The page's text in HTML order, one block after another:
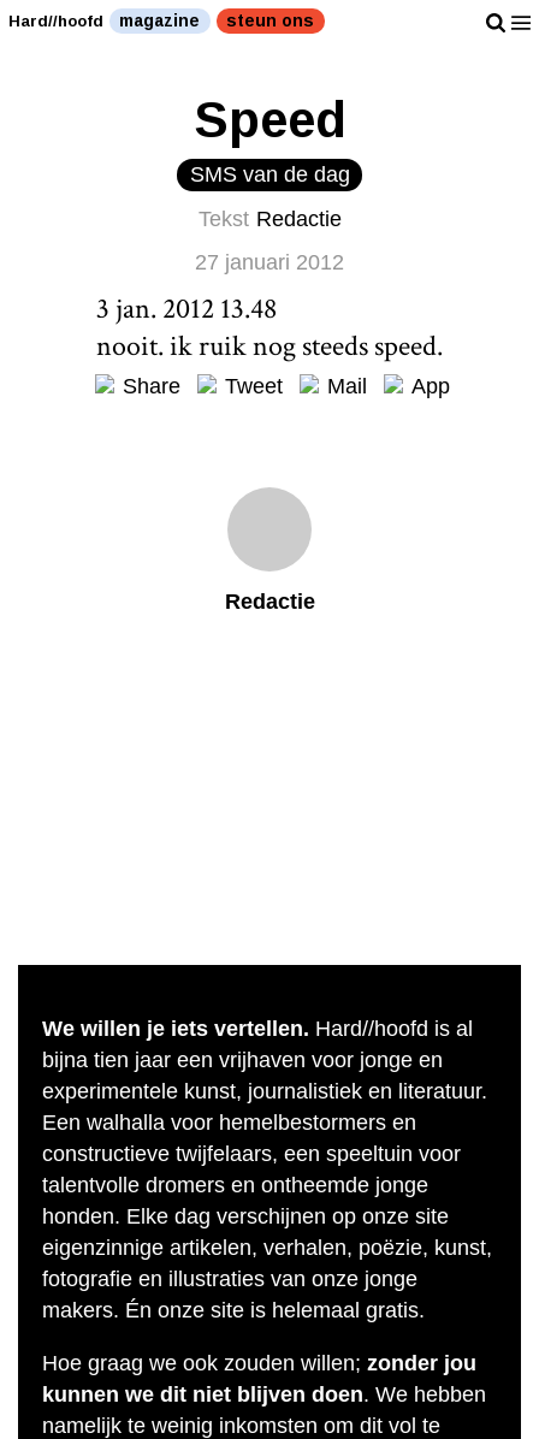
Hard//hoofd magazine steun ons
Speed
SMS van de dag
Tekst Redactie
27 januari 2012
3 jan. 2012 13.48
nooit. ik ruik nog steeds speed.
Share Tweet Mail App
Redactie
We willen je iets vertellen. Hard//hoofd is al
bijna tien jaar een vrijhaven voor jonge en
experimentele kunst, journalistiek en literatuur.
Een walhalla voor hemelbestormers en
constructieve twijfelaars, een speeltuin voor
talentvolle dromers en ontheemde jonge
honden. Elke dag verschijnen op onze site
eigenzinnige artikelen, verhalen, poëzie, kunst,
fotografie en illustraties van onze jonge
makers. Én onze site is helemaal gratis.
Hoe graag we ook zouden willen; zonder jou
kunnen we dit niet blijven doen. We hebben
namelijk te weinig inkomsten om dit vol te